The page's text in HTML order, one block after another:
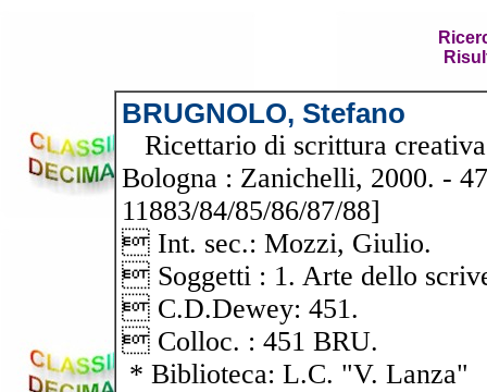
BRUGNOLO, Stefano
Ricettario di scrittura
Bologna : Zanichelli, 2000. -
11883/84/85/86/87/88]
 Int. sec.: Mozzi, Giulio.
 Soggetti : 1. Arte dello
 C.D.Dewey: 451.
 Colloc. : 451 BRU.
* Biblioteca: L.C. "V. Lanza"